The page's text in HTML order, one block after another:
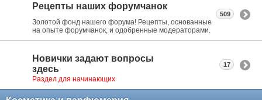
Рецепты наших форумчанок
Золотой фонд нашего форума! Рецепты, основанные
на опыте форумчанок, и одобренные модераторами.
509
Новички задают вопросы
здесь
Раздел для начинающих
17